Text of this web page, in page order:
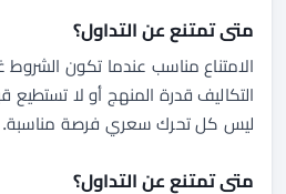
متى تمتنع عن التداول؟
الامتناع مناسب عندما تكون الشروط
التكاليف قدرة المنهج أو لا تستطيع
ليس كل تحرك سعري فرصة مناسبة.
متى تمتنع عن التداول؟